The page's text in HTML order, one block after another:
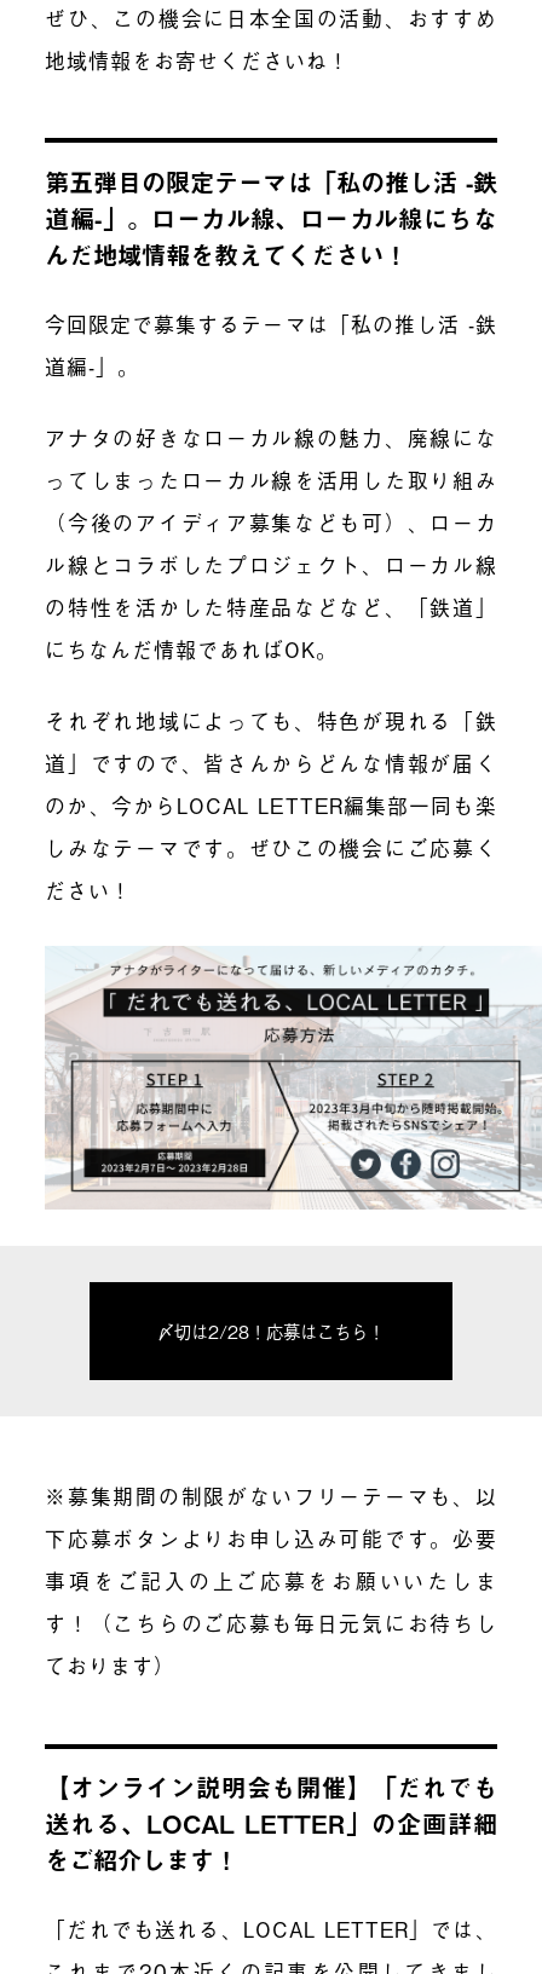
ぜひ、この機会に日本全国の活動、おすすめ
地域情報をお寄せくださいね！
第五弾目の限定テーマは「私の推し活 -鉄
道編-」。ローカル線、ローカル線にちな
んだ地域情報を教えてください！
今回限定で募集するテーマは「私の推し活 -鉄
道編-」。
アナタの好きなローカル線の魅力、廃線にな
ってしまったローカル線を活用した取り組み
（今後のアイディア募集なども可）、ローカ
ル線とコラボしたプロジェクト、ローカル線
の特性を活かした特産品などなど、「鉄道」
にちなんだ情報であればOK。
それぞれ地域によっても、特色が現れる「鉄
道」ですので、皆さんからどんな情報が届く
のか、今からLOCAL LETTER編集部一同も楽
しみなテーマです。ぜひこの機会にご応募く
ださい！
〆切は2/28！応募はこちら！
※募集期間の制限がないフリーテーマも、以
下応募ボタンよりお申し込み可能です。必要
事項をご記入の上ご応募をお願いいたしま
す！（こちらのご応募も毎日元気にお待ちし
ております）
【オンライン説明会も開催】「だれでも
送れる、LOCAL LETTER」の企画詳細
をご紹介します！
「だれでも送れる、LOCAL LETTER」では、